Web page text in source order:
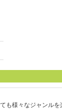
も様々なジャンル